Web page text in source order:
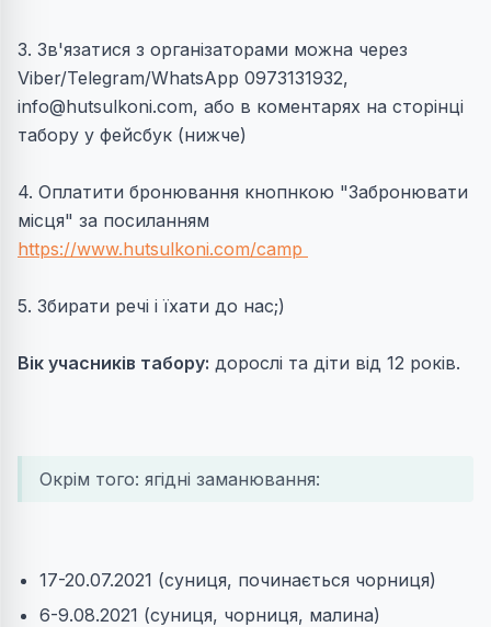
3. Зв'язатися з організаторами можна через
Viber/Telegram/WhatsApp 0973131932,
info@hutsulkoni.com, або в коментарях на сторінці
табору у фейсбук (нижче)
4. Оплатити бронювання кнопнкою "Забронювати
місця" за посиланням
https://www.hutsulkoni.com/camp
5. Збирати речі і їхати до нас;)
Вік учасників табору: дорослі та діти від 12 років.
Окрім того: ягідні заманювання:
17-20.07.2021 (суниця, починається чорниця)
6-9.08.2021 (суниця, чорниця, малина)